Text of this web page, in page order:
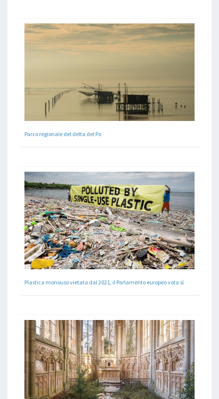
Parco regionale del delta del Po
Plastica monouso vietata dal 2021, il Parlamento europeo vota sì